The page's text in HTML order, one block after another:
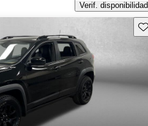
Verif. disponibilidad